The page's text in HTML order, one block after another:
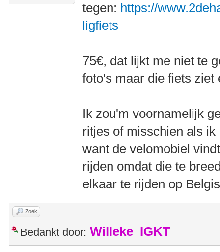
tegen: https://
ligfiets
75€, dat lijkt me niet te
foto's maar die fiets ziet
Ik zou'm voornamelijk
ritjes of misschien als
want de velomobiel
rijden omdat die te
elkaar te rijden op
Zoek
Bedankt door: Willeke_IGKT